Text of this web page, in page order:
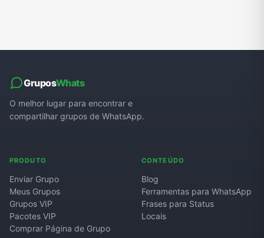
GruposWhats
O melhor lugar para encontrar e
compartilhar grupos de WhatsApp.
PRODUTO
Enviar Grupo
Meus Grupos
Grupos VIP
Pacotes VIP
Comprar Página de Grupo
CONTEÚDO
Blog
Ferramentas para WhatsApp
Frases para Status
Locais